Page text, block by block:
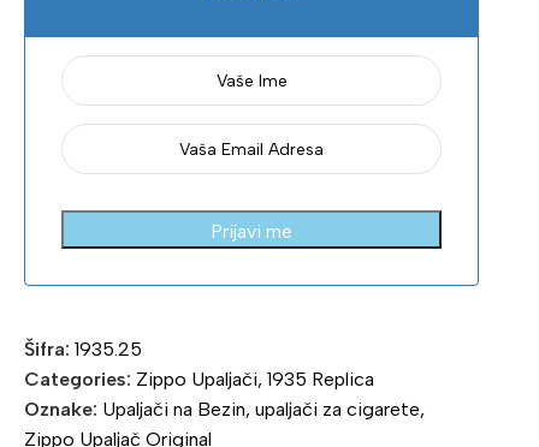
Prijavi me
Šifra: 1935.25
Categories: Zippo Upaljači, 1935 Replica
Oznake: Upaljači na Bezin, upaljači za cigarete,
Zippo Upaljač Original